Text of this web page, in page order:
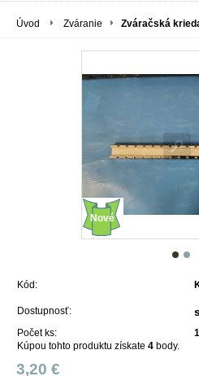
Úvod Zváranie Zváračská
Nové
Kód:
Dostupnosť:
Počet ks: 1
Kúpou tohto produktu získate 4 body.
3,20 €